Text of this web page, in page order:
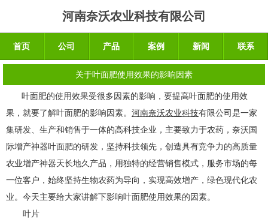
河南奈沃农业科技有限公司
首页 公司 产品 案例 新闻 联系
关于叶面肥使用效果的影响因素
叶面肥的使用效果受很多因素的影响，要提高叶面肥的使用效
果，就要了解叶面肥的影响因素。 河南奈沃农业科技有限公司是一家
集研发、生产和销售于一体的高科技企业，主要致力于农药， 奈沃国
际增产神器叶面肥的研发，坚持科技领先，创造具有竞争力的高质量
农业增产神器天长地久 产品，用独特的经营销售模式，服务市场的每
一位客户，始终坚持生物农药为导向，实现高效增产，绿色现代化农
业。今天主要给大家讲解下影响叶面肥使用效果的因素。
叶片